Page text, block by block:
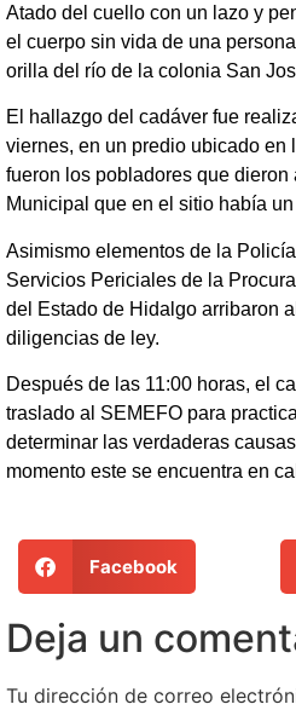
Atado del cuello con un lazo y
el cuerpo sin vida de una
orilla del río de la colonia San
El hallazgo del cadáver fue
viernes, en un predio ubicado en
fueron los pobladores que
Municipal que en el sitio había
Asimismo elementos de la
Servicios Periciales de la
del Estado de Hidalgo arribaron
diligencias de ley.
Después de las 11:00 horas, el
traslado al SEMEFO para
determinar las verdaderas
momento este se encuentra en
Facebook
Deja un
Tu dirección de correo